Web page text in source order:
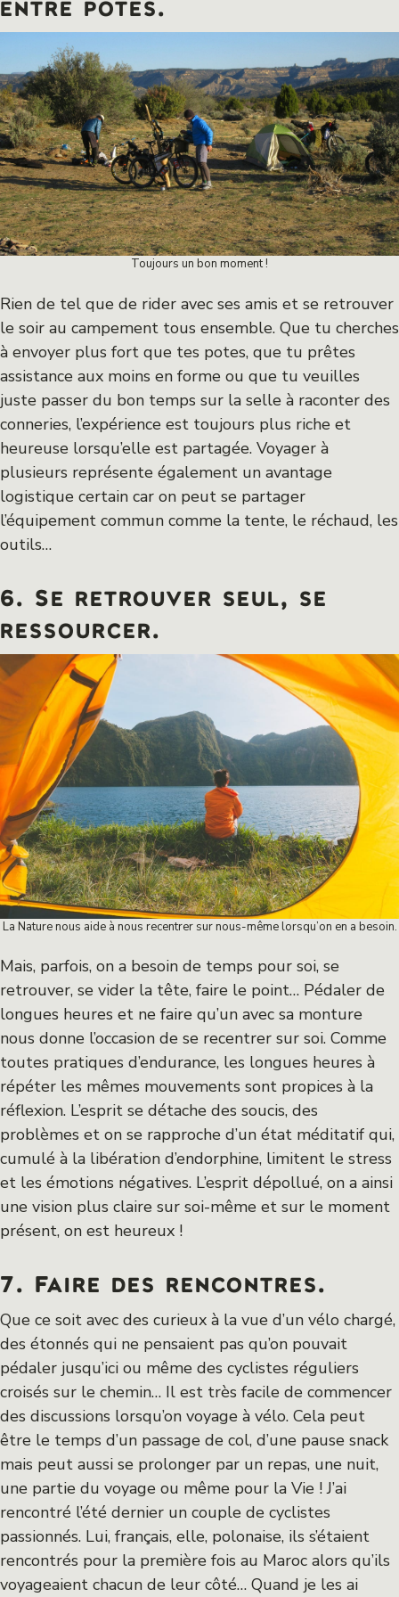
entre potes.
Toujours un bon moment !
Rien de tel que de rider avec ses amis et se retrouver
le soir au campement tous ensemble. Que tu cherches
à envoyer plus fort que tes potes, que tu prêtes
assistance aux moins en forme ou que tu veuilles
juste passer du bon temps sur la selle à raconter des
conneries, l’expérience est toujours plus riche et
heureuse lorsqu’elle est partagée. Voyager à
plusieurs représente également un avantage
logistique certain car on peut se partager
l’équipement commun comme la tente, le réchaud, les
outils…
6. Se retrouver seul, se
ressourcer.
La Nature nous aide à nous recentrer sur nous-même lorsqu’on en a besoin.
Mais, parfois, on a besoin de temps pour soi, se
retrouver, se vider la tête, faire le point… Pédaler de
longues heures et ne faire qu’un avec sa monture
nous donne l’occasion de se recentrer sur soi. Comme
toutes pratiques d’endurance, les longues heures à
répéter les mêmes mouvements sont propices à la
réflexion. L’esprit se détache des soucis, des
problèmes et on se rapproche d’un état méditatif qui,
cumulé à la libération d’endorphine, limitent le stress
et les émotions négatives. L’esprit dépollué, on a ainsi
une vision plus claire sur soi-même et sur le moment
présent, on est heureux !
7. Faire des rencontres.
Que ce soit avec des curieux à la vue d’un vélo chargé,
des étonnés qui ne pensaient pas qu’on pouvait
pédaler jusqu’ici ou même des cyclistes réguliers
croisés sur le chemin… Il est très facile de commencer
des discussions lorsqu’on voyage à vélo. Cela peut
être le temps d’un passage de col, d’une pause snack
mais peut aussi se prolonger par un repas, une nuit,
une partie du voyage ou même pour la Vie ! J’ai
rencontré l’été dernier un couple de cyclistes
passionnés. Lui, français, elle, polonaise, ils s’étaient
rencontrés pour la première fois au Maroc alors qu’ils
voyageaient chacun de leur côté… Quand je les ai